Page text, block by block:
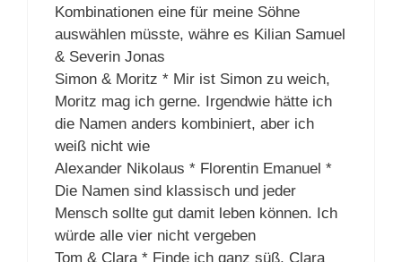
Kombinationen eine für meine Söhne
auswählen müsste, währe es Kilian Samuel
& Severin Jonas
Simon & Moritz * Mir ist Simon zu weich,
Moritz mag ich gerne. Irgendwie hätte ich
die Namen anders kombiniert, aber ich
weiß nicht wie
Alexander Nikolaus * Florentin Emanuel *
Die Namen sind klassisch und jeder
Mensch sollte gut damit leben können. Ich
würde alle vier nicht vergeben
Tom & Clara * Finde ich ganz süß, Clara